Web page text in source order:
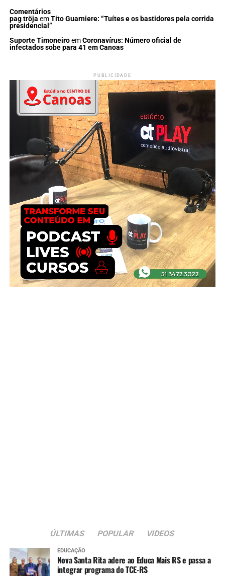
Comentários
pag tröja emTito Guarniere: “Tuítes e os bastidores pela corrida
presidencial”
Suporte TimoneiroemCoronavírus: Número oficial de
infectados sobe para 41 em Canoas
PUBLICIDADE
ÚLTIMAS POPULAR VIDEOS
EDUCAÇÃO
Nova Santa Rita adere ao Educa Mais RS e passa a
integrar programa do TCE-RS